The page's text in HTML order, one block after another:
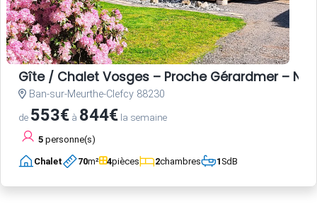
Gîte / Chalet Vosges – Proche Gérardmer –
Ban-sur-Meurthe-Clefcy 88230
de 553€ à 844€ la semaine
5 personne(s)
Chalet 70m² 4pièces 2chambres 1SdB